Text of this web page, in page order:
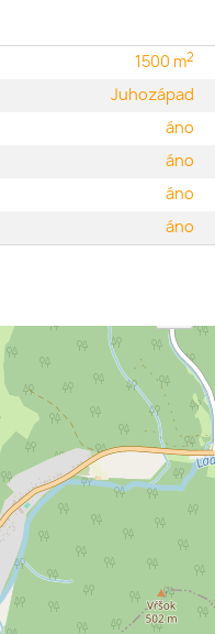
1500 m2
Juhozápad
áno
áno
áno
áno